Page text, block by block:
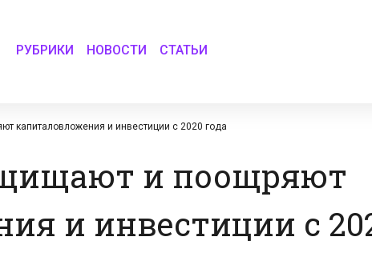
РУБРИКИ НОВОСТИ СТАТЬИ
капиталовложения и инвестиции с 2020 года
и поощряют
и инвестиции с